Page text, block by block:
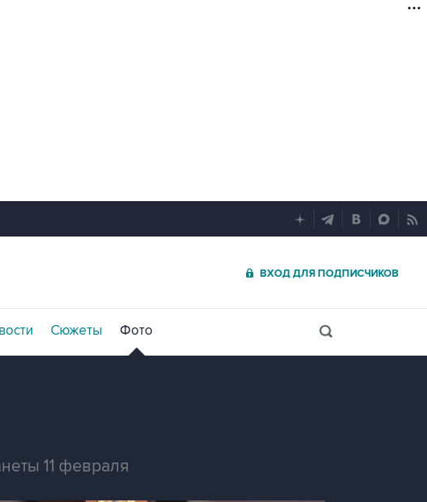
ВХОД ДЛЯ ПОДПИСЧИКОВ
Сюжеты Фото
11 февраля